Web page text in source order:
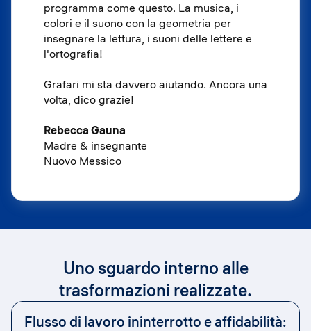
programma come questo. La musica, i
colori e il suono con la geometria per
insegnare la lettura, i suoni delle lettere e
l'ortografia!
Grafari mi sta davvero aiutando. Ancora una
volta, dico grazie!
Rebecca Gauna
Madre & insegnante
Nuovo Messico
Uno sguardo interno alle
trasformazioni realizzate.
Flusso di lavoro ininterrotto e affidabilità: